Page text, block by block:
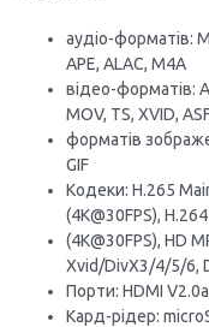
аудіо-форматів:
APE, ALAC, M4A
відео-форматів:
MOV, TS, XVID,
форматів
GIF
Кодеки: H.265
(4K@30FPS), H.264
(4K@30FPS), HD
Xvid/DivX3/4/5/6,
Порти: HDMI
Кард-рідер: